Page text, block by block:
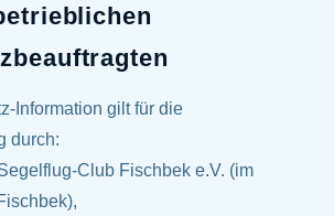
Information gilt für die
durch:
Club Fischbek e.V. (im